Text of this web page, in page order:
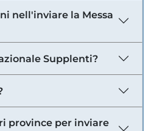
nell'inviare la Messa
Supplenti?
province per inviare